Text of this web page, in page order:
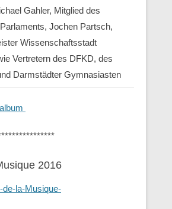
Gahler, Mitglied des
Jochen Partsch,
Wissenschaftsstadt
Vertretern des DFKD, des
Darmstädter Gymnasiasten
2016